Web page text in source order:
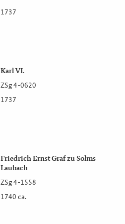
1737
Karl VI.
ZSg 4-0620
1737
Friedrich Ernst Graf zu Solms
Laubach
ZSg 4-1558
1740 ca.